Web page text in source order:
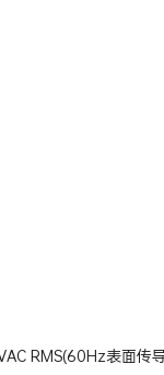
RMS(60Hz表面传